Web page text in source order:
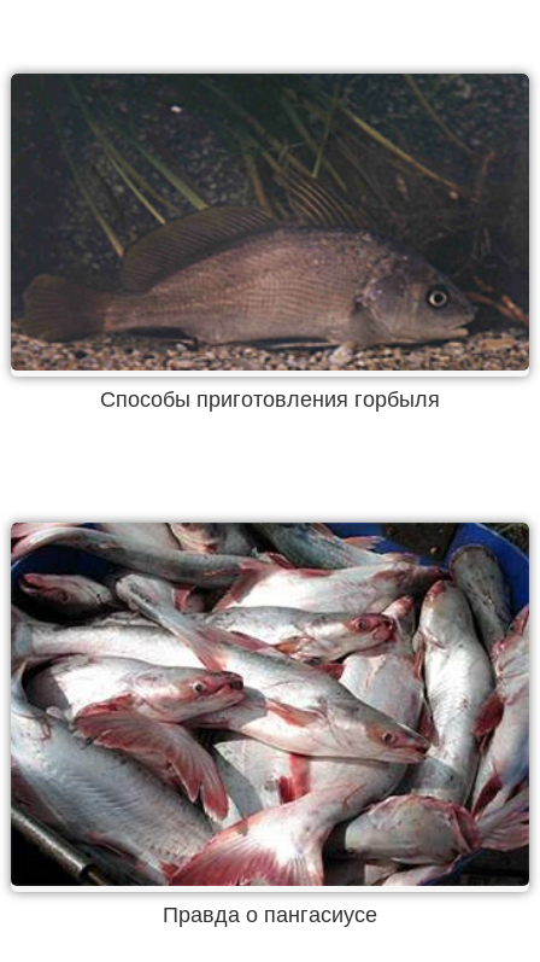
Способы приготовления горбыля
Правда о пангасиусе